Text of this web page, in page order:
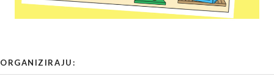
ORGANIZIRAJU: